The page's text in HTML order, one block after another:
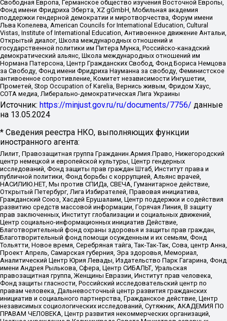
Свободная Европа, Германское общество изучения Восточной Европы,
Фонд имени Фридриха Эберта, XZ gGmbH, Мобильная академия
поддержки гендерной демократии и миротворчества, Форум имени
Льва Копелева, American Councils for International Education, Cultural
Vistas, Institute of International Education, Антивоенное движение Антальи,
Открытый диалог, Школа международных отношений и
государственной политики им Питера Мунка, Российско-канадский
демократический альянс, Школа международных отношений им
Нормана Патерсона, Центр Гражданских Свобод, Фонд Бориса Немцова
за Свободу, Фонд имени Фридриха Науманна за свободу, Феминистское
антивоенное сопротивление, Комитет независимости Ингушетии,
Прометей, Stop Occupation of Karelia, Вернись живым, Фридом Хаус,
СОТА медиа, Либерально-демократическая Лига Украины
Источник: https://minjust.gov.ru/ru/documents/7756/ данные
на 13.05.2024
* Сведения реестра НКО, выполняющих функции
иностранного агента:
Лилит, Правозащитная группа Гражданин.Армия.Право, Нижегородский
центр немецкой и европейской культуры, Центр гендерных
исследований, Фонд защиты прав граждан Штаб, Институт права и
публичной политики, Фонд борьбы с коррупцией, Альянс врачей,
НАСИЛИЮ.НЕТ, Мы против СПИДа, СВЕЧА, Гуманитарное действие,
Открытый Петербург, Лига Избирателей, Правовая инициатива,
Гражданский Союз, Хасдей Ерушалаим, Центр поддержки и содействия
развитию средств массовой информации, Горячая Линия, В защиту
прав заключенных, Институт глобализации и социальных движений,
Центр социально-информационных инициатив Действие,
Благотворительный фонд охраны здоровья и защиты прав граждан,
Благотворительный фонд помощи осужденным и их семьям, Фонд
Тольятти, Новое время, Серебряная тайга, Так-Так-Так, Сова, центр Анна,
Проект Апрель, Самарская губерния, Эра здоровья, Мемориал,
Аналитический Центр Юрия Левады, Издательство Парк Гагарина, Фонд
имени Андрея Рылькова, Сфера, Центр СИБАЛЬТ, Уральская
правозащитная группа, Женщины Евразии, Институт прав человека,
Фонд защиты гласности, Российский исследовательский центр по
правам человека, Дальневосточный центр развития гражданских
инициатив и социального партнерства, Гражданское действие, Центр
независимых социологических исследований, Сутяжник, АКАДЕМИЯ ПО
ПРАВАМ ЧЕЛОВЕКА, Центр развития некоммерческих организаций,